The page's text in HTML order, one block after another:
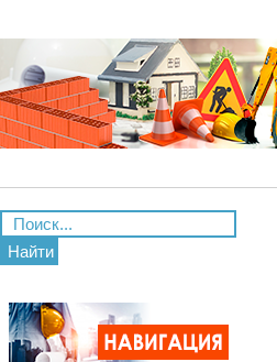
Найти